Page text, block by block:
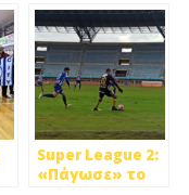
ΑΙΓΑΛΕΩ, 1-3
ΣΤΟ
ΜΑΡΚΟΠΟΥΛΟ
[VIDEO]
Super League 2:
«Πάγωσε» το